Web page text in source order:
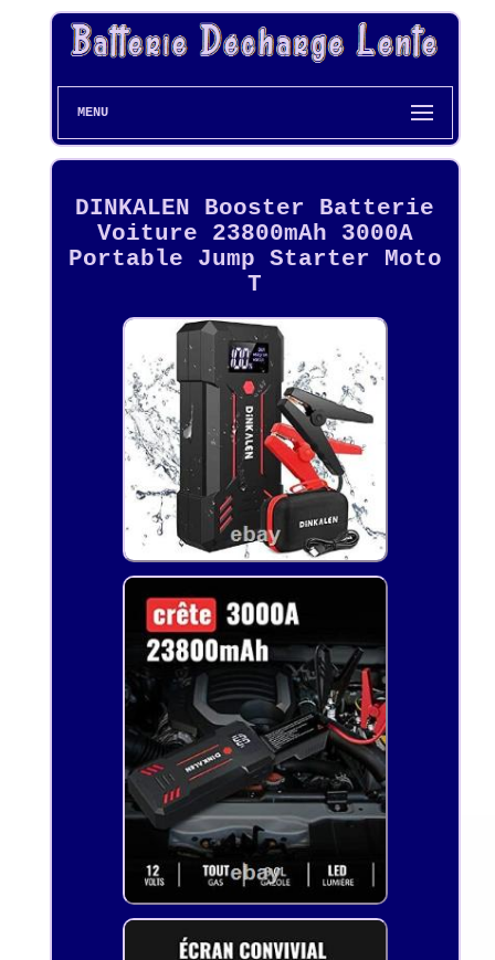
MENU
DINKALEN Booster Batterie
Voiture 23800mAh 3000A
Portable Jump Starter Moto
T